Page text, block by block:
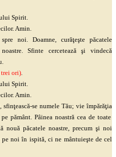
Spirit.
Amin.
spre noi. Doamne,curăţeşte păcatele
Sfinte cerceteazăşi vindecă
trei ori).
Spirit.
Amin.
sfinţească-se numele Tău; vieîmpărăţia
pe pământ. Pâinea noastră cea de toate
nouă păcatele noastre, precum şi noi
noi în ispită, ci ne mântuieştede cel